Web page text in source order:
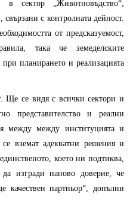
сектор „Животновъдство“,
с контролната дейност.
от предсказуемост,
така че земеделските
планирането и реализацията
Ще се видя с всички сектори и
представителство и реални
между между институцията и
вземат адекватни решения и
което ни подтиква,
изгради наново доверие, че
качествен партньор“, допълни